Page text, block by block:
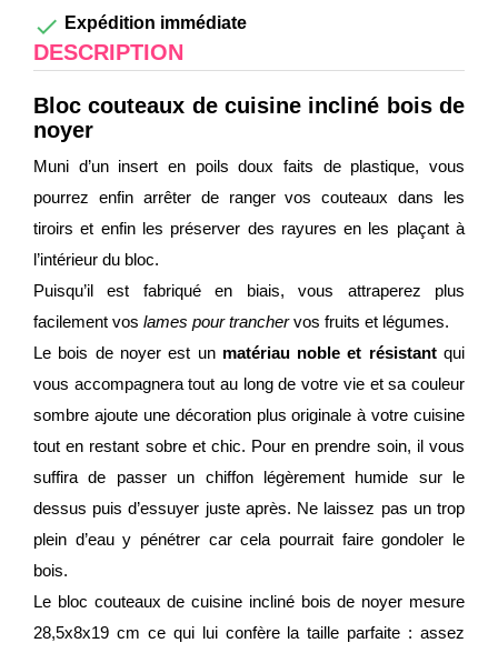
 Expédition immédiate
DESCRIPTION
Bloc couteaux de cuisine incliné bois de
noyer
Muni d’un insert en poils doux faits de plastique, vous
pourrez enfin arrêter de ranger vos couteaux dans les
tiroirs et enfin les préserver des rayures en les plaçant à
l’intérieur du bloc.
Puisqu’il est fabriqué en biais, vous attraperez plus
facilement vos lames pour tranchervos fruits et légumes.
Le bois de noyer est un matériau noble et résistantqui
vous accompagnera tout au long de votre vie et sa couleur
sombre ajoute une décoration plus originale à votre cuisine
tout en restant sobre et chic. Pour en prendre soin, il vous
suffira de passer un chiffon légèrement humide sur le
dessus puis d’essuyer juste après. Ne laissez pas un trop
plein d’eau y pénétrer car cela pourrait faire gondoler le
bois.
Le bloc couteaux de cuisine incliné bois de noyer mesure
28,5x8x19 cm ce qui lui confère la taille parfaite : assez